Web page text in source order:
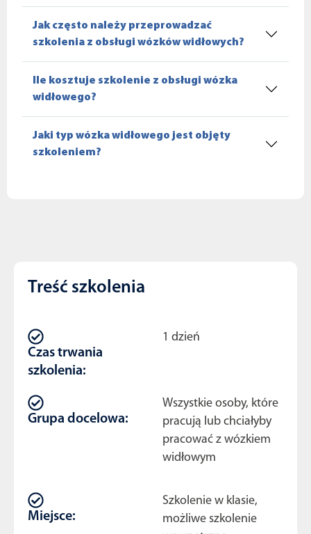
Jak często należy przeprowadzać
szkolenia z obsługi wózków widłowych?
Ile kosztuje szkolenie z obsługi wózka
widłowego?
Jaki typ wózka widłowego jest objęty
szkoleniem?
Treść szkolenia
Czas trwania
szkolenia:
1 dzień
Grupa docelowa:
Wszystkie osoby, które
pracują lub chciałyby
pracować z wózkiem
widłowym
Miejsce:
Szkolenie w klasie,
możliwe szkolenie